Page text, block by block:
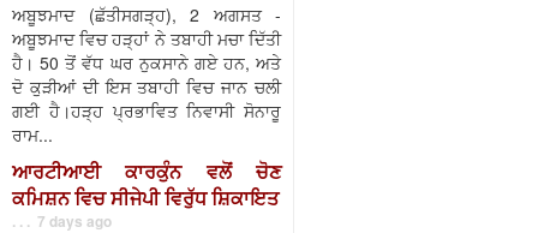
ਅਬੂਝਮਾਦ (ਛੱਤੀਸਗੜ੍ਹ), 2 ਅਗਸਤ -
ਅਬੂਝਮਾਦ ਵਿਚ ਹੜ੍ਹਾਂ ਨੇ ਤਬਾਹੀ ਮਚਾ ਦਿੱਤੀ
ਹੈ। 50 ਤੋਂ ਵੱਧ ਘਰ ਨੁਕਸਾਨੇ ਗਏ ਹਨ, ਅਤੇ
ਦੋ ਕੁੜੀਆਂ ਦੀ ਇਸ ਤਬਾਹੀ ਵਿਚ ਜਾਨ ਚਲੀ
ਗਈ ਹੈ।ਹੜ੍ਹ ਪ੍ਰਭਾਵਿਤ ਨਿਵਾਸੀ ਸੋਨਾਰੂ
ਰਾਮ...
ਆਰਟੀਆਈ ਕਾਰਕੁੰਨ ਵਲੋਂ ਚੋਣ
ਕਮਿਸ਼ਨ ਵਿਚ ਸੀਜੇਪੀ ਵਿਰੁੱਧ ਸ਼ਿਕਾਇਤ
. . . 7 days ago